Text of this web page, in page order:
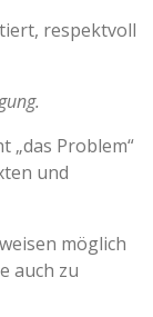
respektvoll
„das Problem“
und
möglich
auch zu